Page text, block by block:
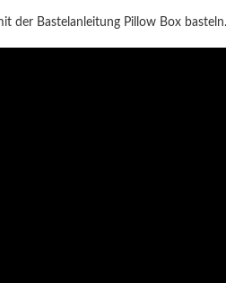
der Bastelanleitung Pillow Box